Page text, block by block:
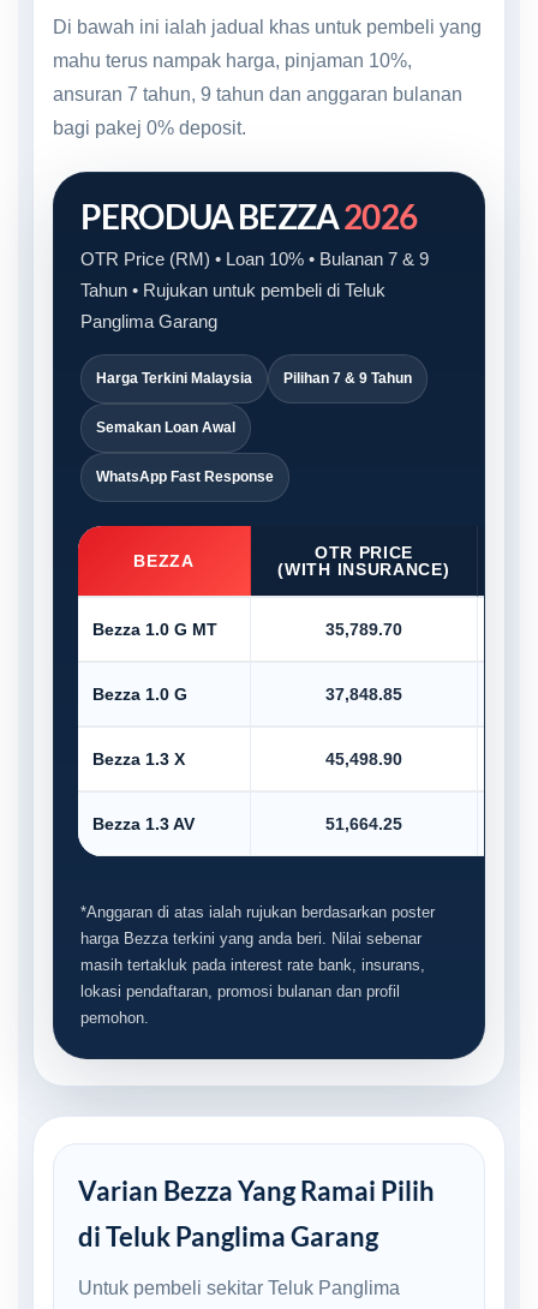
Di bawah ini ialah jadual khas untuk pembeli yang
mahu terus nampak harga, pinjaman 10%,
ansuran 7 tahun, 9 tahun dan anggaran bulanan
bagi pakej 0% deposit.
PERODUA BEZZA2026
OTR Price (RM) • Loan 10% • Bulanan 7 & 9
Tahun • Rujukan untuk pembeli di Teluk
Panglima Garang
Harga Terkini Malaysia Pilihan 7 & 9 Tahun
Semakan Loan Awal
WhatsApp Fast Response
BEZZA
OTR PRICE
(WITH INSURANCE)
Bezza 1.0 G MT 35,789.70
Bezza 1.0 G 37,848.85
Bezza 1.3 X 45,498.90
Bezza 1.3 AV 51,664.25
*Anggaran di atas ialah rujukan berdasarkan poster
harga Bezza terkini yang anda beri. Nilai sebenar
masih tertakluk pada interest rate bank, insurans,
lokasi pendaftaran, promosi bulanan dan profil
pemohon.
Varian Bezza Yang Ramai Pilih
di Teluk Panglima Garang
Untuk pembeli sekitar Teluk Panglima